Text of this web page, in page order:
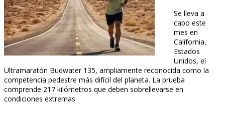
Se lleva a
cabo este
mes en
California,
Estados
Unidos, el
Ultramaratón Budwater 135, ampliamente reconocida como la
competencia pedestre más difícil del planeta. La prueba
comprende 217 kilómetros que deben sobrellevarse en
condiciones extremas.